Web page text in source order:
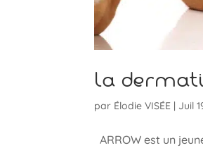
La
par Élodie VISÉE Juil
ARROW est un